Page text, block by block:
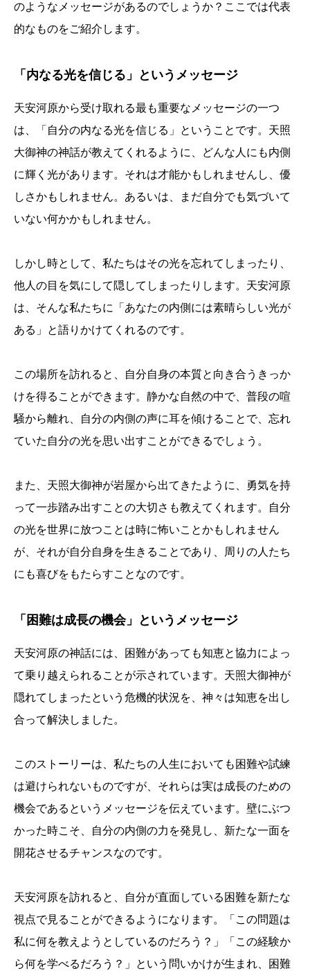
のようなメッセージがあるのでしょうか？ここでは代表
的なものをご紹介します。
「内なる光を信じる」というメッセージ
天安河原から受け取れる最も重要なメッセージの一つ
は、「自分の内なる光を信じる」ということです。天照
大御神の神話が教えてくれるように、どんな人にも内側
に輝く光があります。それは才能かもしれませんし、優
しさかもしれません。あるいは、まだ自分でも気づいて
いない何かかもしれません。
しかし時として、私たちはその光を忘れてしまったり、
他人の目を気にして隠してしまったりします。天安河原
は、そんな私たちに「あなたの内側には素晴らしい光が
ある」と語りかけてくれるのです。
この場所を訪れると、自分自身の本質と向き合うきっか
けを得ることができます。静かな自然の中で、普段の喧
騒から離れ、自分の内側の声に耳を傾けることで、忘れ
ていた自分の光を思い出すことができるでしょう。
また、天照大御神が岩屋から出てきたように、勇気を持
って一歩踏み出すことの大切さも教えてくれます。自分
の光を世界に放つことは時に怖いことかもしれません
が、それが自分自身を生きることであり、周りの人たち
にも喜びをもたらすことなのです。
「困難は成長の機会」というメッセージ
天安河原の神話には、困難があっても知恵と協力によっ
て乗り越えられることが示されています。天照大御神が
隠れてしまったという危機的状況を、神々は知恵を出し
合って解決しました。
このストーリーは、私たちの人生においても困難や試練
は避けられないものですが、それらは実は成長のための
機会であるというメッセージを伝えています。壁にぶつ
かった時こそ、自分の内側の力を発見し、新たな一面を
開花させるチャンスなのです。
天安河原を訪れると、自分が直面している困難を新たな
視点で見ることができるようになります。「この問題は
私に何を教えようとしているのだろう？」「この経験か
ら何を学べるだろう？」という問いかけが生まれ、困難